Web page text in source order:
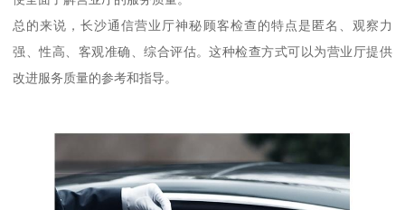
总的来说，长沙通信营业厅神秘顾客检查的特点是匿名、观察力
强、性高、客观准确、综合评估。这种检查方式可以为营业厅提供
改进服务质量的参考和指导。